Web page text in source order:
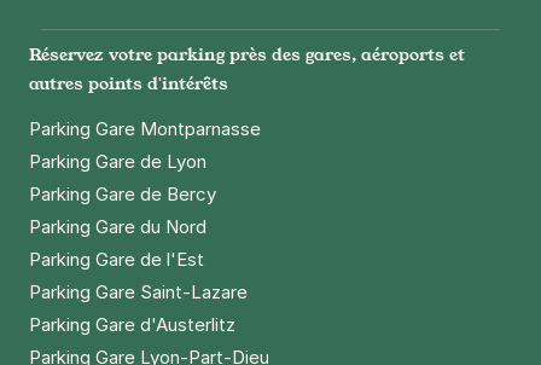
Réservez votre parking près des gares, aéroports et
autres points d'intérêts
Parking Gare Montparnasse
Parking Gare de Lyon
Parking Gare de Bercy
Parking Gare du Nord
Parking Gare de l'Est
Parking Gare Saint-Lazare
Parking Gare d'Austerlitz
Parking Gare Lyon-Part-Dieu